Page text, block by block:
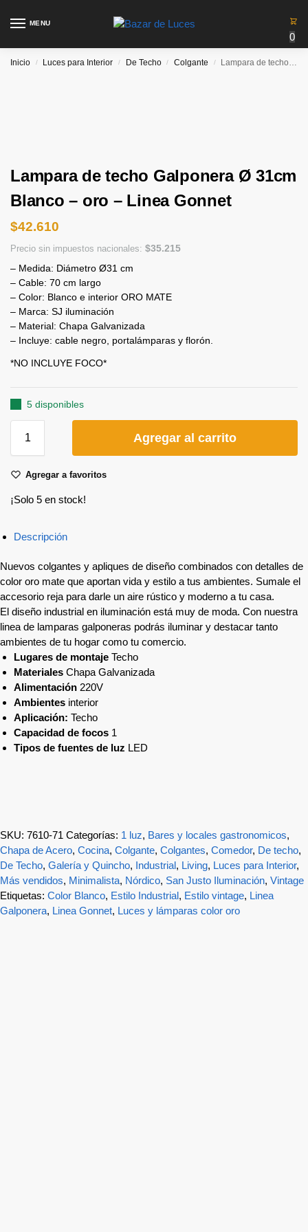
MENU
0
Inicio / Luces para Interior / De Techo / Colgante / Lampara de techo Galponera Ø 31cm Blanco – oro – Linea Gonnet
Lampara de techo Galponera Ø 31cm
Blanco – oro – Linea Gonnet
$42.610
Precio sin impuestos nacionales: $35.215
– Medida: Diámetro Ø31 cm
– Cable: 70 cm largo
– Color: Blanco e interior ORO MATE
– Marca: SJ iluminación
– Material: Chapa Galvanizada
– Incluye: cable negro, portalámparas y florón.
*NO INCLUYE FOCO*
5 disponibles
Agregar al carrito
Agregar a favoritos
¡Solo 5 en stock!
Descripción
Nuevos colgantes y apliques de diseño combinados con detalles de
color oro mate que aportan vida y estilo a tus ambientes. Sumale el
accesorio reja para darle un aire rústico y moderno a tu casa.
El diseño industrial en iluminación está muy de moda. Con nuestra
linea de lamparas galponeras podrás iluminar y destacar tanto
ambientes de tu hogar como tu comercio.
Lugares de montaje Techo
Materiales Chapa Galvanizada
Alimentación 220V
Ambientes interior
Aplicación: Techo
Capacidad de focos 1
Tipos de fuentes de luz LED
SKU: 7610-71 Categorías: 1 luz, Bares y locales gastronomicos,
Chapa de Acero, Cocina, Colgante, Colgantes, Comedor, De techo,
De Techo, Galería y Quincho, Industrial, Living, Luces para Interior,
Más vendidos, Minimalista, Nórdico, San Justo Iluminación, Vintage
Etiquetas: Color Blanco, Estilo Industrial, Estilo vintage, Linea
Galponera, Linea Gonnet, Luces y lámparas color oro